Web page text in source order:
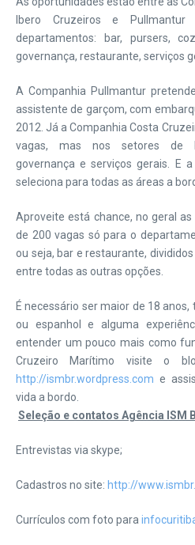
Ibero Cruzeiros e Pullmantur
departamentos: bar, pursers,
governança, restaurante, serviços
A Companhia Pullmantur
assistente de garçom, com
2012. Já a Companhia Costa
vagas, mas nos setores de
governança e serviços gerais. E
seleciona para todas as áreas a
Aproveite está chance, no geral
de 200 vagas só para o
ou seja, bar e restaurante,
entre todas as outras opções.
É necessário ser maior de 18
ou espanhol e alguma
entender um pouco mais como
Cruzeiro Marítimo visite o
http://ismbr.wordpress.com e
vida a bordo.
Seleção e contatos Agência ISM
Entrevistas via skype;
Cadastros no site: http://
Currículos com foto para